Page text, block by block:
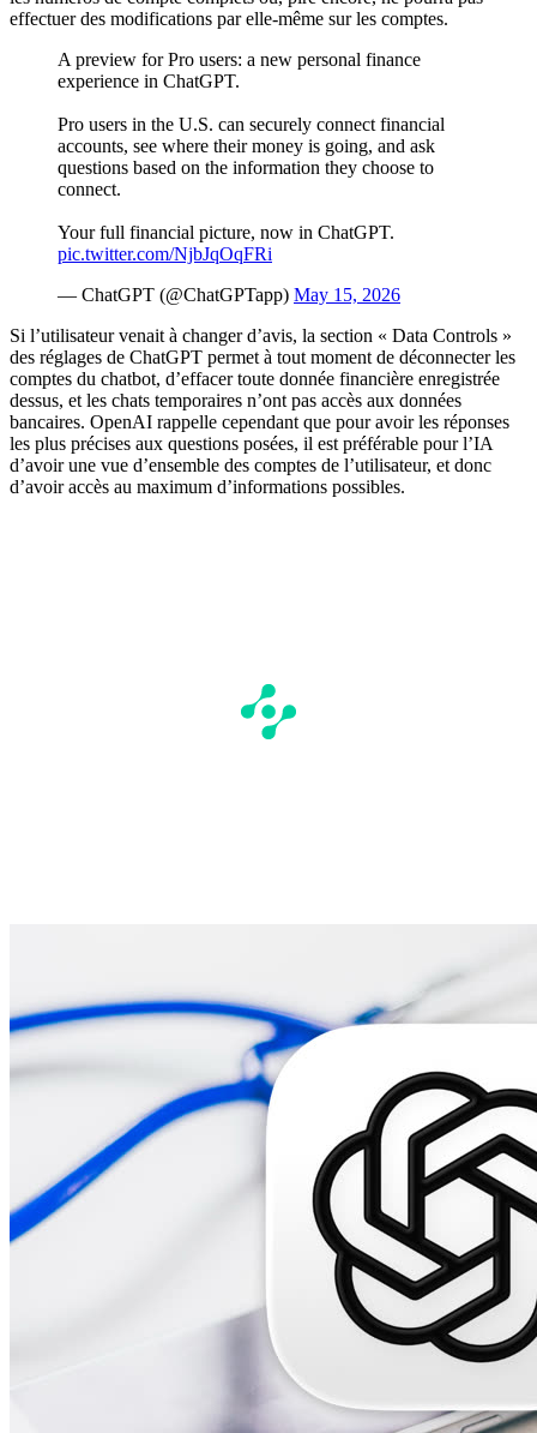
effectuer des modifications par elle-même sur les comptes.
A preview for Pro users: a new personal finance
experience in ChatGPT.
Pro users in the U.S. can securely connect financial
accounts, see where their money is going, and ask
questions based on the information they choose to
connect.
Your full financial picture, now in ChatGPT.
pic.twitter.com/NjbJqOqFRi
— ChatGPT (@ChatGPTapp) May 15, 2026
Si l’utilisateur venait à changer d’avis, la section « Data Controls »
des réglages de ChatGPT permet à tout moment de déconnecter les
comptes du chatbot, d’effacer toute donnée financière enregistrée
dessus, et les chats temporaires n’ont pas accès aux données
bancaires. OpenAI rappelle cependant que pour avoir les réponses
les plus précises aux questions posées, il est préférable pour l’IA
d’avoir une vue d’ensemble des comptes de l’utilisateur, et donc
d’avoir accès au maximum d’informations possibles.